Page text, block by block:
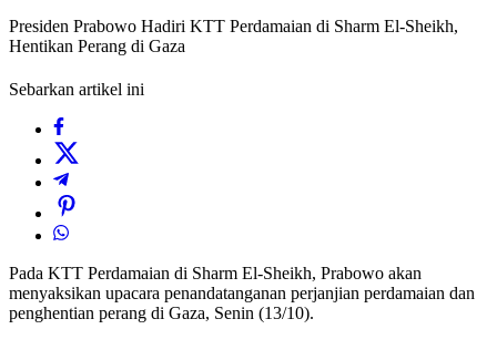
Presiden Prabowo Hadiri KTT Perdamaian di Sharm El-Sheikh,
Hentikan Perang di Gaza
Sebarkan artikel ini
Pada KTT Perdamaian di Sharm El-Sheikh, Prabowo akan
menyaksikan upacara penandatanganan perjanjian perdamaian dan
penghentian perang di Gaza, Senin (13/10).